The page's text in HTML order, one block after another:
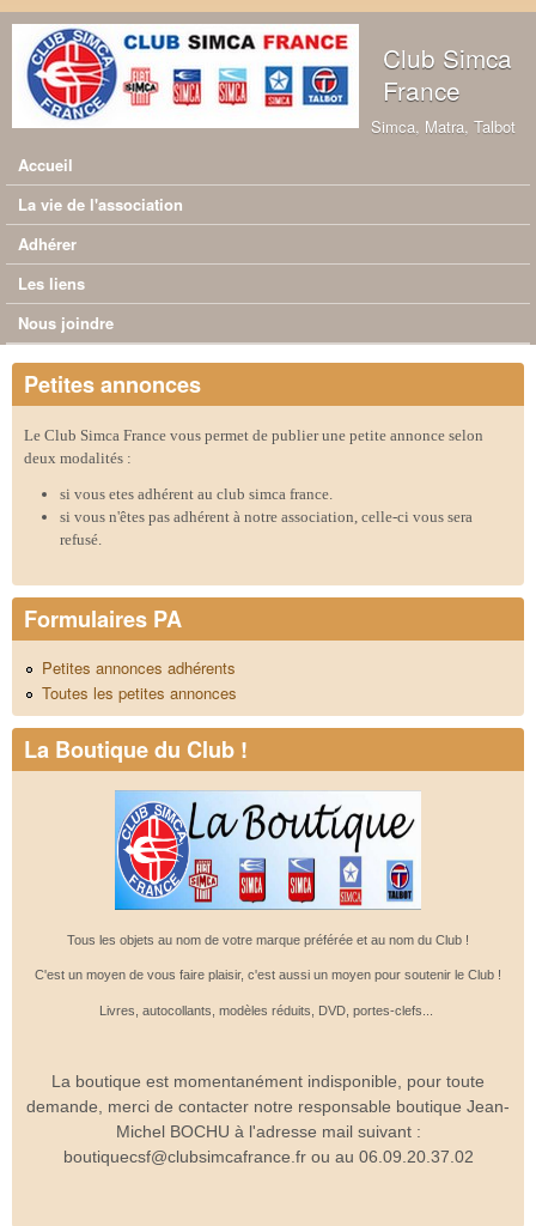
Aller au contenu principal
Club Simca
France
Simca, Matra, Talbot
Menu principal
Accueil
La vie de l'association
Adhérer
Les liens
Nous joindre
Petites annonces
Le Club Simca France vous permet de publier une petite annonce selon
deux modalités :
si vous etes adhérent au club simca france.
si vous n'êtes pas adhérent à notre association, celle-ci vous sera
refusé.
Formulaires PA
Petites annonces adhérents
Toutes les petites annonces
La Boutique du Club !
Tous les objets au nom de votre marque préférée et au nom du Club !
C'est un moyen de vous faire plaisir, c'est aussi un moyen pour soutenir le Club !
Livres, autocollants, modèles réduits, DVD, portes-clefs...
La boutique est momentanément indisponible, pour toute
demande, merci de contacter notre responsable boutique Jean-
Michel BOCHU à l'adresse mail suivant :
boutiquecsf@clubsimcafrance.fr ou au 06.09.20.37.02